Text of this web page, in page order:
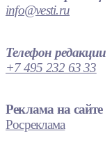
info@vesti.ru
Телефон редакции
+7 495 232 63 33
Реклама на сайте
Росреклама